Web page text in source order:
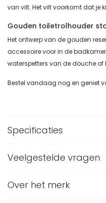
van vilt. Het vilt voorkomt dat je
Gouden toiletrolhouder
Het ontwerp van de gouden
accessoire voor in de
waterspetters van de douche of
Bestel vandaag nog en geniet
Specificaties
Merk
Veelgestelde vragen
Hoeveel wc-rollen passen
Over het merk